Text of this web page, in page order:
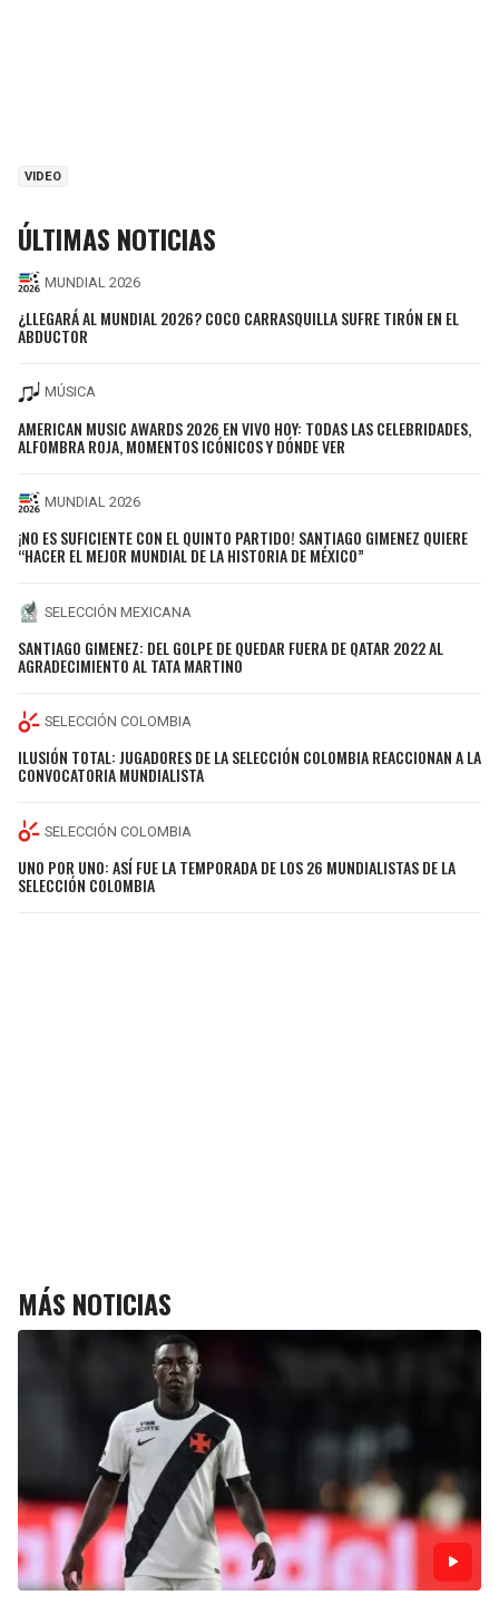
VIDEO
ÚLTIMAS NOTICIAS
MUNDIAL 2026
¿LLEGARÁ AL MUNDIAL 2026? COCO CARRASQUILLA SUFRE TIRÓN EN EL
ABDUCTOR
MÚSICA
AMERICAN MUSIC AWARDS 2026 EN VIVO HOY: TODAS LAS CELEBRIDADES,
ALFOMBRA ROJA, MOMENTOS ICÓNICOS Y DÓNDE VER
MUNDIAL 2026
¡NO ES SUFICIENTE CON EL QUINTO PARTIDO! SANTIAGO GIMENEZ QUIERE
“HACER EL MEJOR MUNDIAL DE LA HISTORIA DE MÉXICO”
SELECCIÓN MEXICANA
SANTIAGO GIMENEZ: DEL GOLPE DE QUEDAR FUERA DE QATAR 2022 AL
AGRADECIMIENTO AL TATA MARTINO
SELECCIÓN COLOMBIA
ILUSIÓN TOTAL: JUGADORES DE LA SELECCIÓN COLOMBIA REACCIONAN A LA
CONVOCATORIA MUNDIALISTA
SELECCIÓN COLOMBIA
UNO POR UNO: ASÍ FUE LA TEMPORADA DE LOS 26 MUNDIALISTAS DE LA
SELECCIÓN COLOMBIA
MÁS NOTICIAS